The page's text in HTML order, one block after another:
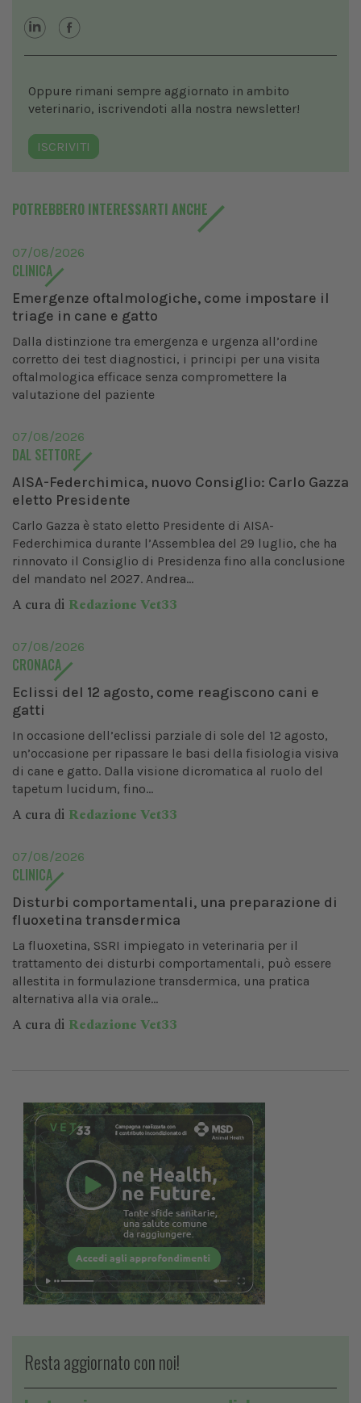
Oppure rimani sempre aggiornato in ambito
veterinario, iscrivendoti alla nostra newsletter!
ISCRIVITI
POTREBBERO INTERESSARTI ANCHE
07/08/2026
CLINICA
Emergenze oftalmologiche, come impostare il
triage in cane e gatto
Dalla distinzione tra emergenza e urgenza all’ordine
corretto dei test diagnostici, i principi per una visita
oftalmologica efficace senza compromettere la
valutazione del paziente
07/08/2026
DAL SETTORE
AISA-Federchimica, nuovo Consiglio: Carlo Gazza
eletto Presidente
Carlo Gazza è stato eletto Presidente di AISA-
Federchimica durante l’Assemblea del 29 luglio, che ha
rinnovato il Consiglio di Presidenza fino alla conclusione
del mandato nel 2027. Andrea...
A cura di Redazione Vet33
07/08/2026
CRONACA
Eclissi del 12 agosto, come reagiscono cani e
gatti
In occasione dell’eclissi parziale di sole del 12 agosto,
un’occasione per ripassare le basi della fisiologia visiva
di cane e gatto. Dalla visione dicromatica al ruolo del
tapetum lucidum, fino...
A cura di Redazione Vet33
07/08/2026
CLINICA
Disturbi comportamentali, una preparazione di
fluoxetina transdermica
La fluoxetina, SSRI impiegato in veterinaria per il
trattamento dei disturbi comportamentali, può essere
allestita in formulazione transdermica, una pratica
alternativa alla via orale...
A cura di Redazione Vet33
Resta aggiornato con noi!